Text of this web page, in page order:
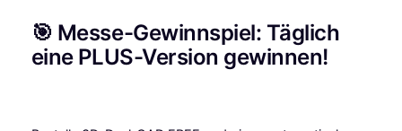
🎯 Messe-Gewinnspiel: Täglich
eine PLUS-Version gewinnen!